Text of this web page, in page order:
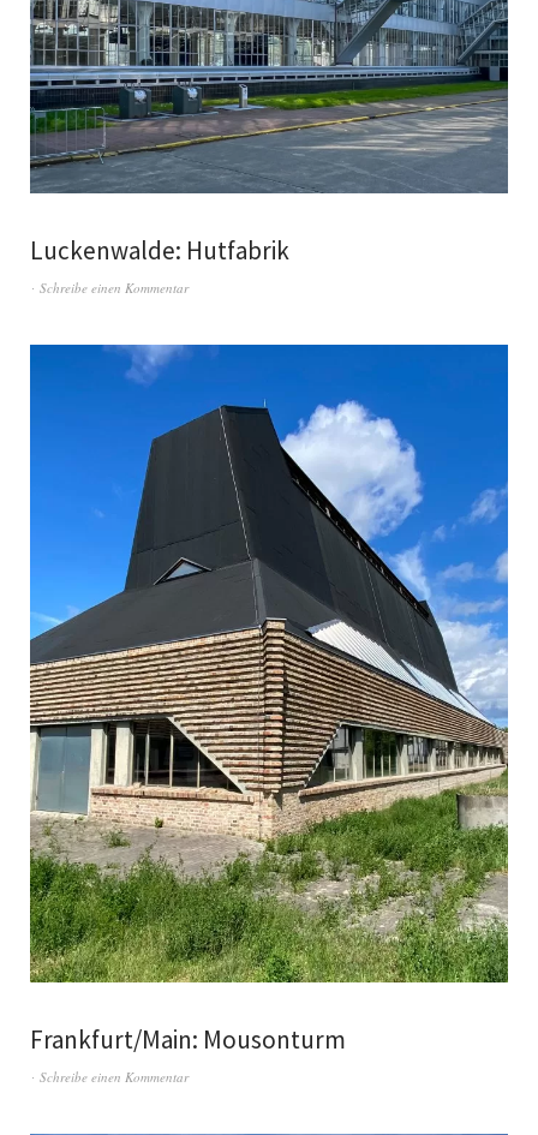
Luckenwalde: Hutfabrik
Schreibe einen Kommentar
Frankfurt/Main: Mousonturm
Schreibe einen Kommentar